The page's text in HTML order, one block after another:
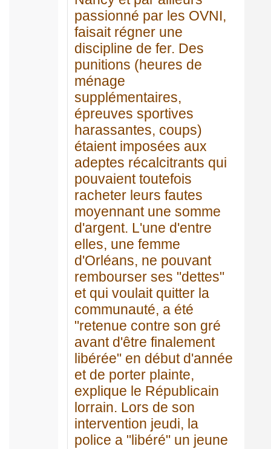
passionné par les OVNI,
faisait régner une
discipline de fer. Des
punitions (heures de
ménage
supplémentaires,
épreuves sportives
harassantes, coups)
étaient imposées aux
adeptes récalcitrants qui
pouvaient toutefois
racheter leurs fautes
moyennant une somme
d'argent. L'une d'entre
elles, une femme
d'Orléans, ne pouvant
rembourser ses "dettes"
et qui voulait quitter la
communauté, a été
"retenue contre son gré
avant d'être finalement
libérée" en début d'année
et de porter plainte,
explique le Républicain
lorrain. Lors de son
intervention jeudi, la
police a "libéré" un jeune